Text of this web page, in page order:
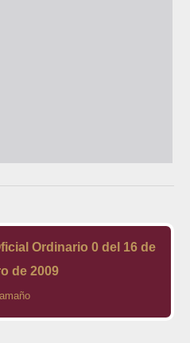
Ordinario 0 del 16 de
de 2009